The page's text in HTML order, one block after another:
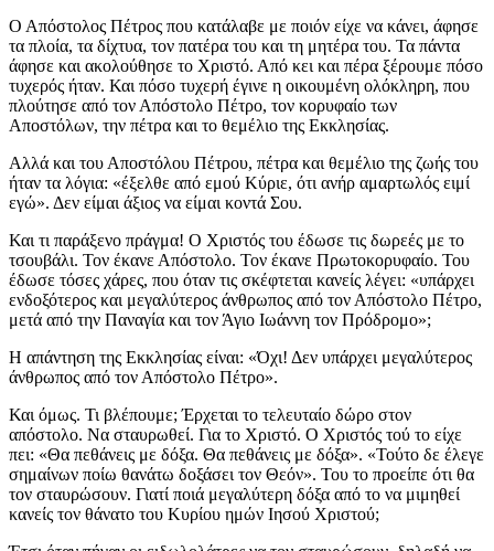
Ο Απόστολος Πέτρος που κατάλαβε με ποιόν είχε να κάνει, άφησε
τα πλοία, τα δίχτυα, τον πατέρα του και τη μητέρα του. Τα πάντα
άφησε και ακολούθησε το Χριστό. Από κει και πέρα ξέρουμε πόσο
τυχερός ήταν. Και πόσο τυχερή έγινε η οικουμένη ολόκληρη, που
πλούτησε από τον Απόστολο Πέτρο, τον κορυφαίο των
Αποστόλων, την πέτρα και το θεμέλιο της Εκκλησίας.
Αλλά και του Αποστόλου Πέτρου, πέτρα και θεμέλιο της ζωής του
ήταν τα λόγια: «έξελθε από εμού Κύριε, ότι ανήρ αμαρτωλός ειμί
εγώ». Δεν είμαι άξιος να είμαι κοντά Σου.
Και τι παράξενο πράγμα! Ο Χριστός του έδωσε τις δωρεές με το
τσουβάλι. Τον έκανε Απόστολο. Τον έκανε Πρωτοκορυφαίο. Του
έδωσε τόσες χάρες, που όταν τις σκέφτεται κανείς λέγει: «υπάρχει
ενδοξότερος και μεγαλύτερος άνθρωπος από τον Απόστολο Πέτρο,
μετά από την Παναγία και τον Άγιο Ιωάννη τον Πρόδρομο»;
Η απάντηση της Εκκλησίας είναι: «Όχι! Δεν υπάρχει μεγαλύτερος
άνθρωπος από τον Απόστολο Πέτρο».
Και όμως. Τι βλέπουμε; Έρχεται το τελευταίο δώρο στον
απόστολο. Να σταυρωθεί. Για το Χριστό. Ο Χριστός τού το είχε
πει: «Θα πεθάνεις με δόξα. Θα πεθάνεις με δόξα». «Τούτο δε έλεγε
σημαίνων ποίω θανάτω δοξάσει τον Θεόν». Του το προείπε ότι θα
τον σταυρώσουν. Γιατί ποιά μεγαλύτερη δόξα από το να μιμηθεί
κανείς τον θάνατο του Κυρίου ημών Ιησού Χριστού;